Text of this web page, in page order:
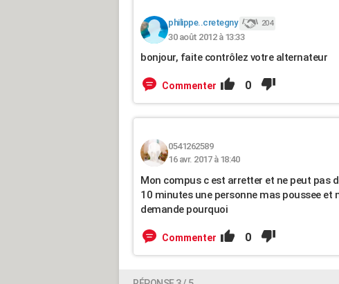
philippe..cretegny 204
30 août 2012 à 13:33
bonjour, faite contrôlez votre alternateur
Commenter 0
0541262589
16 avr. 2017 à 18:40
Mon compus c est arretter et ne peut pas
10 minutes une personne mas poussee
demande pourquoi
Commenter 0